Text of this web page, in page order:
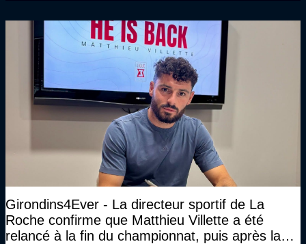
Girondins4Ever - La directeur sportif de La
Roche confirme que Matthieu Villette a été
relancé à la fin du championnat, puis après la